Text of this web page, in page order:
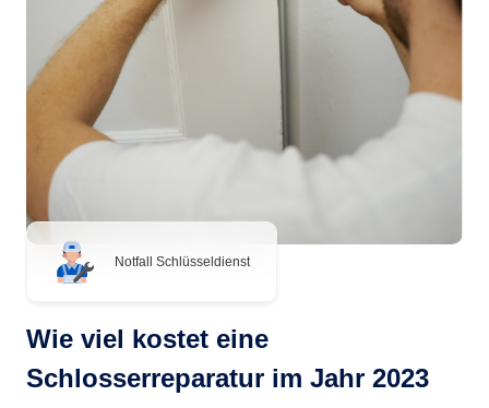
Notfall Schlüsseldienst
Wie viel kostet eine
Schlosserreparatur im Jahr 2023